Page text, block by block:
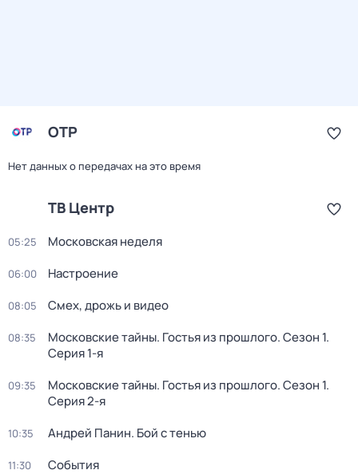
ОТР
Нет данных о передачах на это время
ТВ Центр
05:25 Московская неделя
06:00 Настроение
08:05 Смех, дрожь и видео
08:35 Московские тайны. Гостья из прошлого. Сезон 1.
Серия 1-я
09:35 Московские тайны. Гостья из прошлого. Сезон 1.
Серия 2-я
10:35 Андрей Панин. Бой с тенью
11:30 События